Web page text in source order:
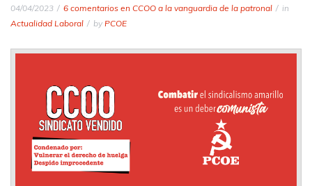
04/04/2023 6 comentarios en CCOO a la vanguardia de la patronal
in
Actualidad Laboral
by PCOE